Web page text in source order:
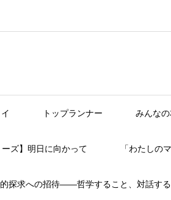
トップランナー みんな
ーズ】明日に向かって 「わたしの
探求への招待――哲学すること、対話す